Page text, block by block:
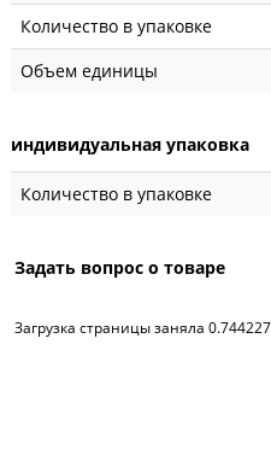
Количество в упаковке
Объем единицы
индивидуальная упаковка
Количество в упаковке
Задать вопрос о товаре
Загрузка страницы заняла